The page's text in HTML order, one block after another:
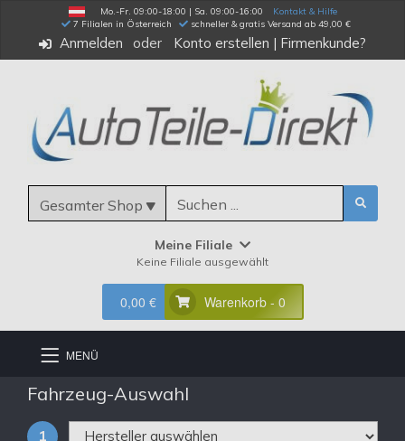
Mo.-Fr. 09:00-18:00 | Sa. 09:00-16:00
Kontakt & Hilfe
7 Filialen in Österreich
schneller & gratis Versand ab 49,00 €
Anmelden Konto erstellen | Firmenkunde?
Gesamter Shop
Meine Filiale
Keine Filiale ausgewählt
0,00 € Warenkorb - 0
MENÜ
Fahrzeug-Auswahl
1